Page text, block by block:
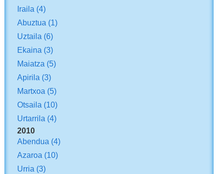
Iraila (4)
Abuztua (1)
Uztaila (6)
Ekaina (3)
Maiatza (5)
Apirila (3)
Martxoa (5)
Otsaila (10)
Urtarrila (4)
2010
Abendua (4)
Azaroa (10)
Urria (3)